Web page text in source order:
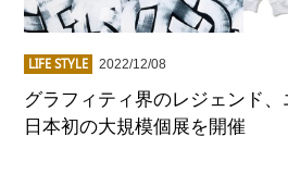
LIFE STYLE 2022/12/08
グラフィティ界のレジェンド
日本初の大規模個展を開催